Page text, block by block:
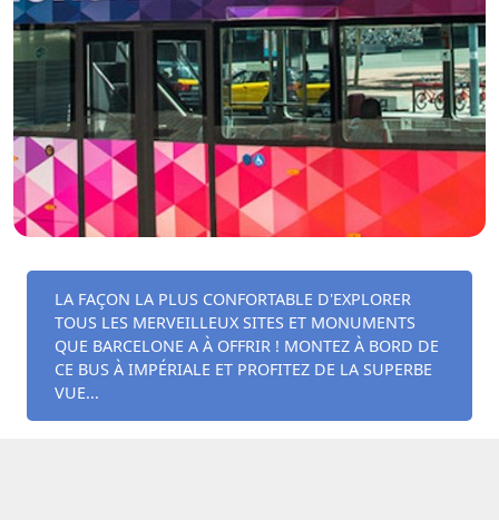
LA FAÇON LA PLUS CONFORTABLE D'EXPLORER
TOUS LES MERVEILLEUX SITES ET MONUMENTS
QUE BARCELONE A À OFFRIR ! MONTEZ À BORD DE
CE BUS À IMPÉRIALE ET PROFITEZ DE LA SUPERBE
VUE...